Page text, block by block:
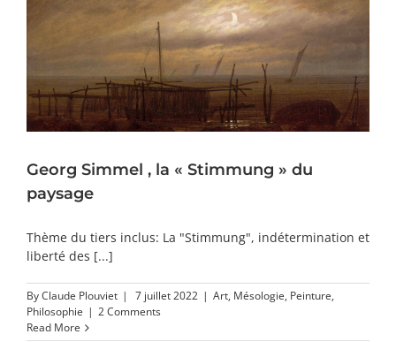
Georg Simmel , la « Stimmung » du
paysage
Thème du tiers inclus: La "Stimmung", indétermination et
liberté des [...]
ByClaude Plouviet | 7 juillet 2022 | Art, Mésologie, Peinture,
Philosophie | 2 Comments
Read More